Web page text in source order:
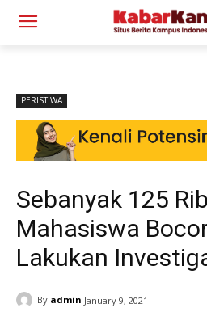
PERISTIWA
Sebanyak 125
Mahasiswa
Lakukan
By admin January 9, 2021